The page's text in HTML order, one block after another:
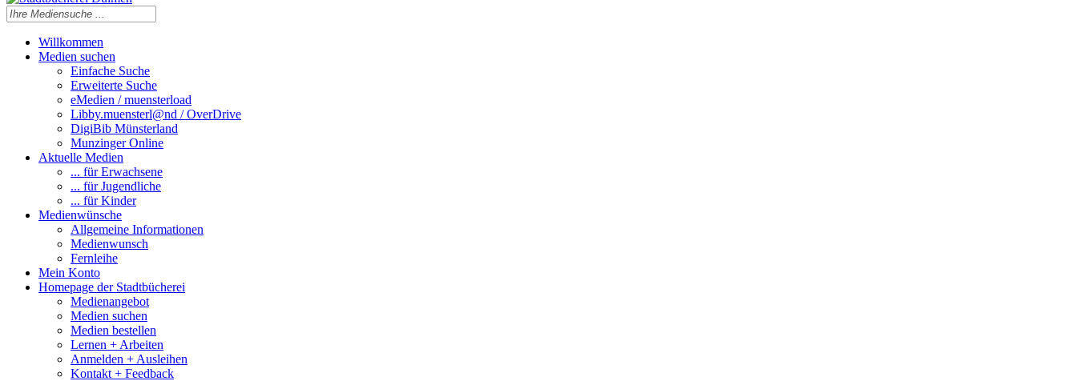
Willkommen
Medien suchen
Einfache Suche
Erweiterte Suche
eMedien / muensterload
Libby.muensterl@nd / OverDrive
DigiBib Münsterland
Munzinger Online
Aktuelle Medien
... für Erwachsene
... für Jugendliche
... für Kinder
Medienwünsche
Allgemeine Informationen
Medienwunsch
Fernleihe
Mein Konto
Homepage der Stadtbücherei
Medienangebot
Medien suchen
Medien bestellen
Lernen + Arbeiten
Anmelden + Ausleihen
Kontakt + Feedback